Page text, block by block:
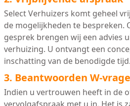
Select Verhuizers komt geheel
de mogelijkheden te bespreken.
gesprek brengen wij een advies
verhuizing. U ontvangt een
inschatting van de benodigde tijd.
3. Beantwoorden W-
Indien u vertrouwen heeft in de